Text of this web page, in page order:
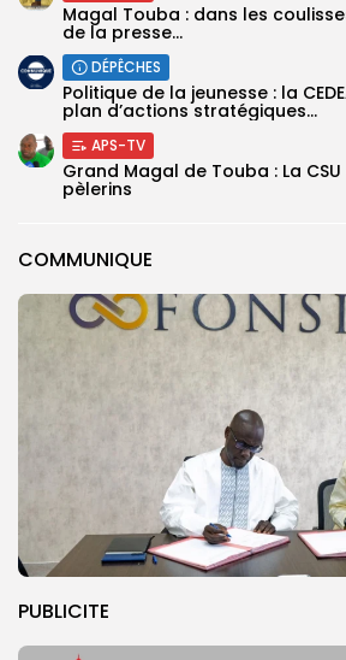
COMMUNIQUE
PUBLICITE
Magal Touba : dans les
de la presse...
DÉPÊCHES
Politique de la jeunesse : la
plan d’actions stratégiques...
APS-TV
Grand Magal de Touba : La
pèlerins